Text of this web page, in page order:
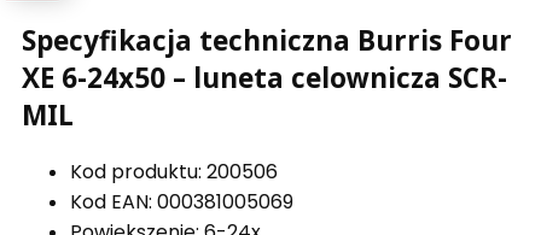
Specyfikacja techniczna Burris Four
XE 6-24x50 – luneta celownicza SCR-
MIL
Kod produktu: 200506
Kod EAN: 000381005069